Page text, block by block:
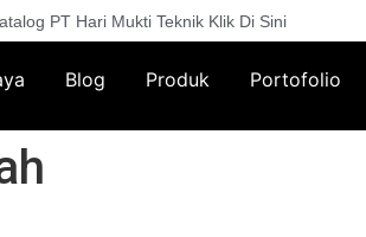
PT Hari Mukti Teknik Klik Di Sini
Blog Produk Portofolio